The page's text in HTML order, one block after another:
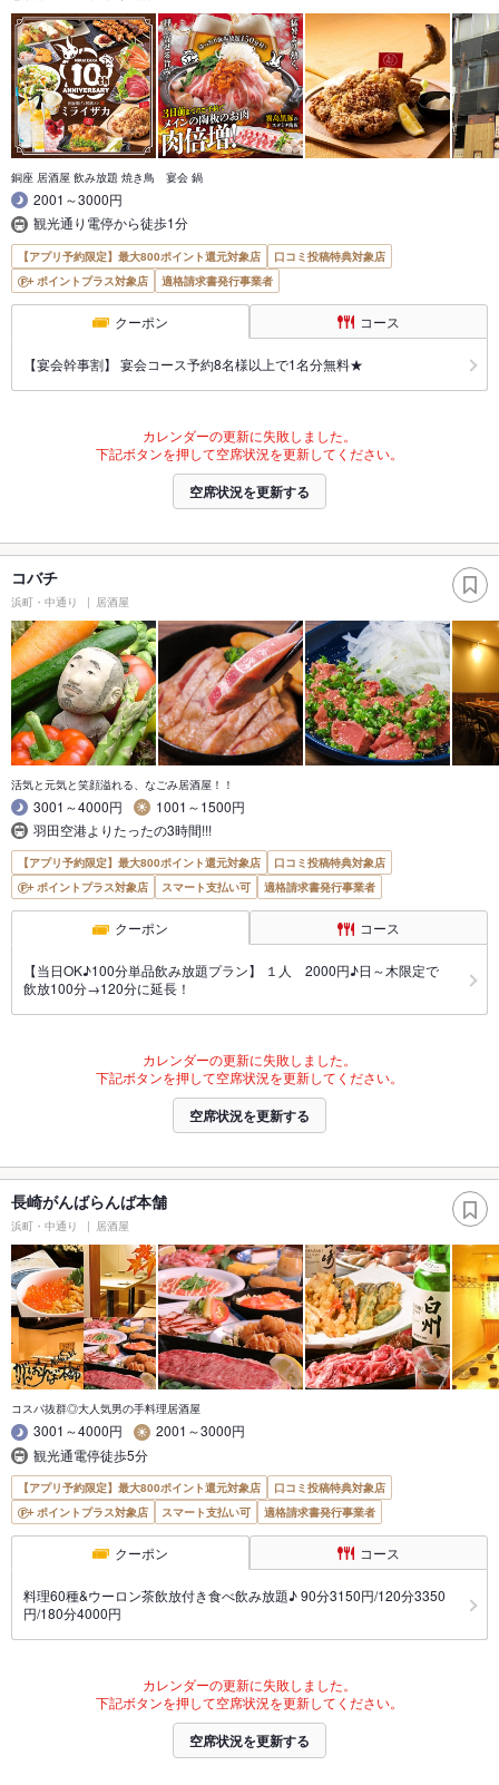
銅座 居酒屋 飲み放題 焼き鳥 宴会 鍋
2001～3000円
観光通り電停から徒歩1分
【アプリ予約限定】最大800ポイント還元対象店
口コミ投稿特典対象店
ポイントプラス対象店
適格請求書発行事業者
クーポン コース
【宴会幹事割】 宴会コース予約8名様以上で1名分無料★
カレンダーの更新に失敗しました。
下記ボタンを押して空席状況を更新してください。
空席状況を更新する
コバチ
浜町・中通り 居酒屋
活気と元気と笑顔溢れる、なごみ居酒屋！！
3001～4000円
1001～1500円
羽田空港よりたったの3時間!!!
【アプリ予約限定】最大800ポイント還元対象店
口コミ投稿特典対象店
ポイントプラス対象店
スマート支払い可 適格請求書発行事業者
クーポン コース
【当日OK♪100分単品飲み放題プラン】 １人 2000円♪日～木限定で
飲放100分→120分に延長！
カレンダーの更新に失敗しました。
下記ボタンを押して空席状況を更新してください。
空席状況を更新する
長崎がんばらんば本舗
浜町・中通り 居酒屋
コスパ抜群◎大人気男の手料理居酒屋
3001～4000円
2001～3000円
観光通電停徒歩5分
【アプリ予約限定】最大800ポイント還元対象店
口コミ投稿特典対象店
ポイントプラス対象店
スマート支払い可 適格請求書発行事業者
クーポン コース
料理60種&ウーロン茶飲放付き食べ飲み放題♪ 90分3150円/120分3350
円/180分4000円
カレンダーの更新に失敗しました。
下記ボタンを押して空席状況を更新してください。
空席状況を更新する